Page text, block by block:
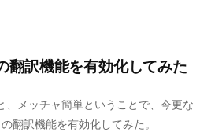
翻訳機能を有効化してみた
、メッチャ簡単ということで、今更な
翻訳機能を有効化してみた。